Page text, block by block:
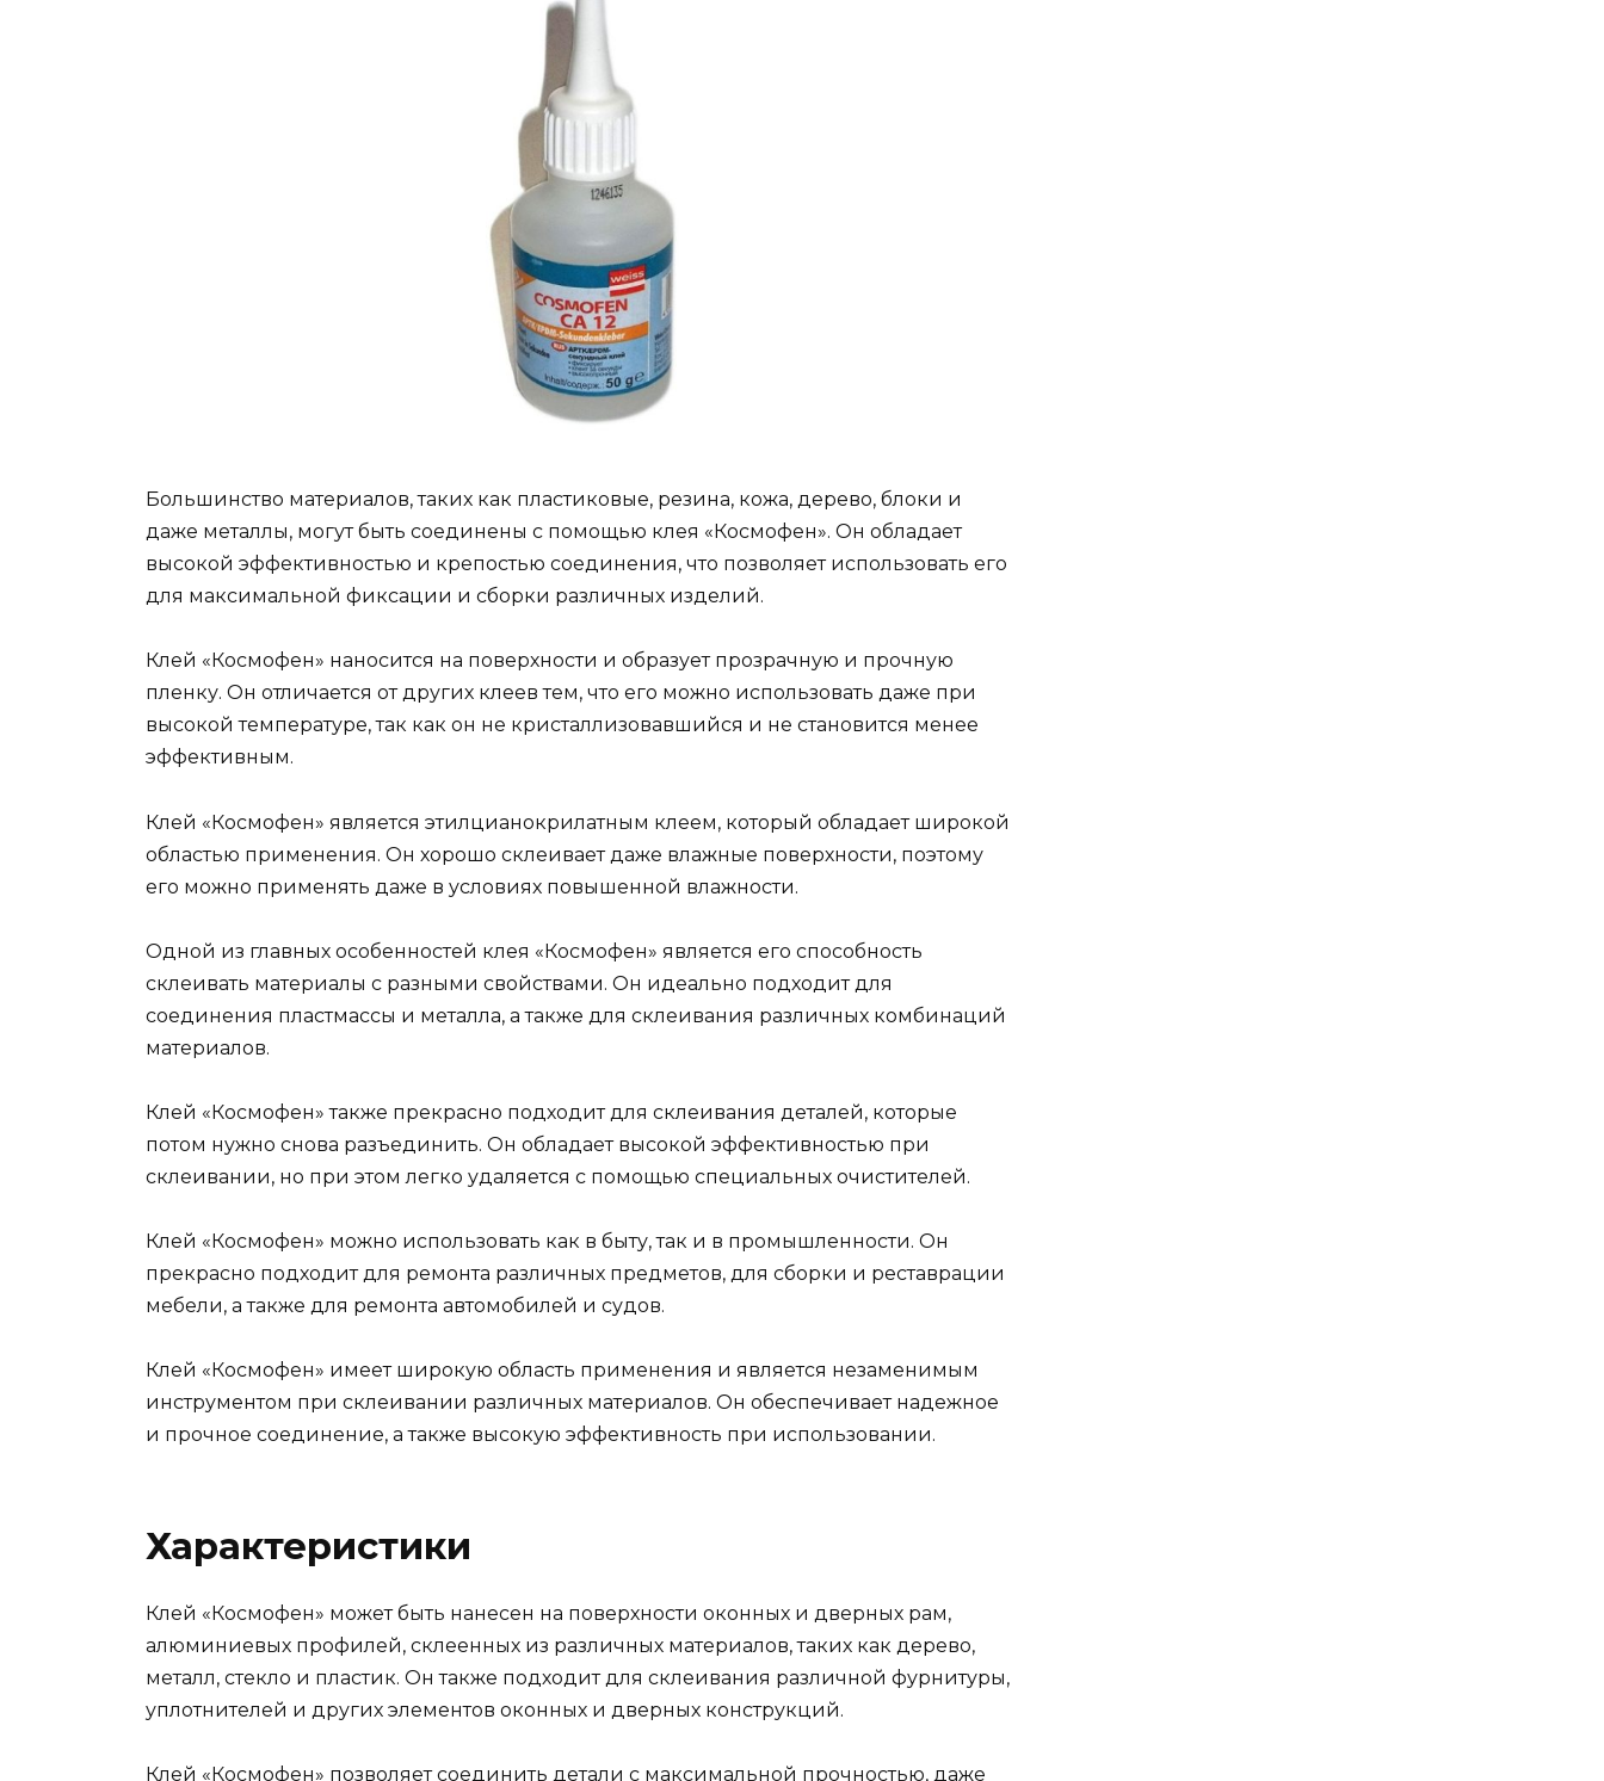
Большинство материалов, таких как пластиковые, резина, кожа, дерево, блоки и
даже металлы, могут быть соединены с помощью клея «Космофен». Он обладает
высокой эффективностью и крепостью соединения, что позволяет использовать его
для максимальной фиксации и сборки различных изделий.
Клей «Космофен» наносится на поверхности и образует прозрачную и прочную
пленку. Он отличается от других клеев тем, что его можно использовать даже при
высокой температуре, так как он не кристаллизовавшийся и не становится менее
эффективным.
Клей «Космофен» является этилцианокрилатным клеем, который обладает широкой
областью применения. Он хорошо склеивает даже влажные поверхности, поэтому
его можно применять даже в условиях повышенной влажности.
Одной из главных особенностей клея «Космофен» является его способность
склеивать материалы с разными свойствами. Он идеально подходит для
соединения пластмассы и металла, а также для склеивания различных комбинаций
материалов.
Клей «Космофен» также прекрасно подходит для склеивания деталей, которые
потом нужно снова разъединить. Он обладает высокой эффективностью при
склеивании, но при этом легко удаляется с помощью специальных очистителей.
Клей «Космофен» можно использовать как в быту, так и в промышленности. Он
прекрасно подходит для ремонта различных предметов, для сборки и реставрации
мебели, а также для ремонта автомобилей и судов.
Клей «Космофен» имеет широкую область применения и является незаменимым
инструментом при склеивании различных материалов. Он обеспечивает надежное
и прочное соединение, а также высокую эффективность при использовании.
Характеристики
Клей «Космофен» может быть нанесен на поверхности оконных и дверных рам,
алюминиевых профилей, склеенных из различных материалов, таких как дерево,
металл, стекло и пластик. Он также подходит для склеивания различной фурнитуры,
уплотнителей и других элементов оконных и дверных конструкций.
Клей «Космофен» позволяет соединить детали с максимальной прочностью, даже